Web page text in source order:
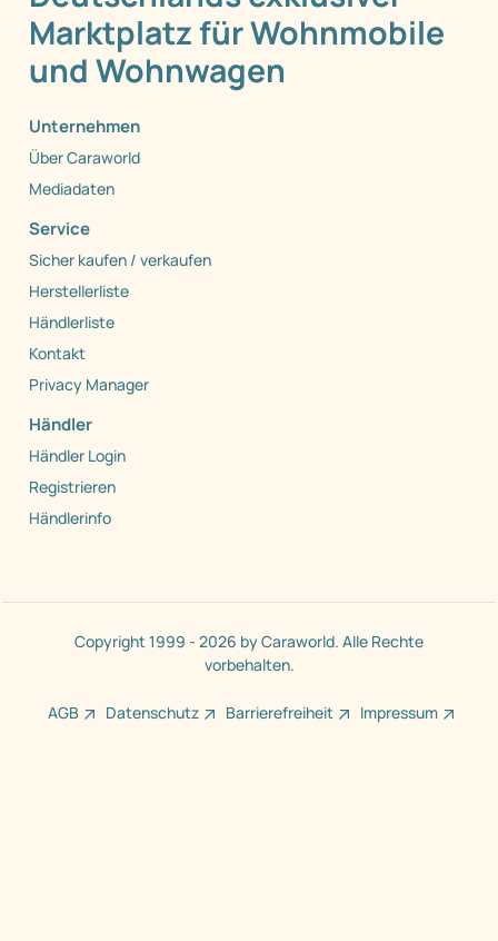
Marktplatz für Wohnmobile
und Wohnwagen
Unternehmen
Über Caraworld
Mediadaten
Service
Sicher kaufen / verkaufen
Herstellerliste
Händlerliste
Kontakt
Privacy Manager
Händler
Händler Login
Registrieren
Händlerinfo
Copyright 1999 - 2026 by Caraworld. Alle Rechte
vorbehalten.
AGB Datenschutz Barrierefreiheit Impressum